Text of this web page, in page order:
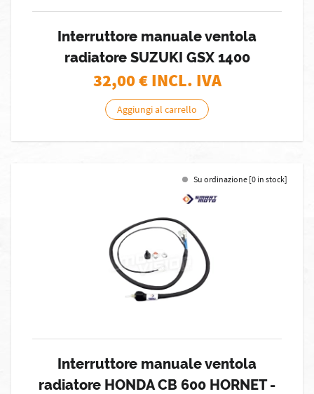
Interruttore manuale ventola
radiatore SUZUKI GSX 1400
32,00€ INCL. IVA
Aggiungi al carrello
Su ordinazione [0 in stock]
Interruttore manuale ventola
radiatore HONDA CB 600 HORNET -